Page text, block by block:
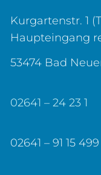
Kurgartenstr. 1
Haupteingang
53474 Bad
02641 – 24 23 1
02641 – 91 15 499